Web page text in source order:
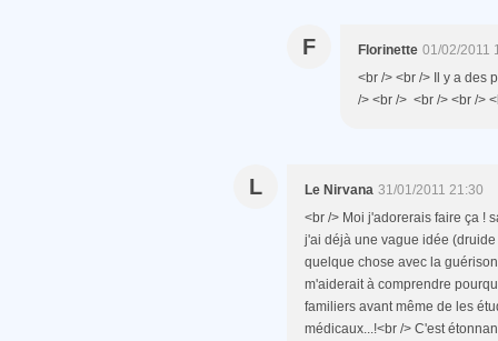
F Florinette 01/02/2011
<br /> <br /> Il y a des
/> <br /> <br /> <br />
L Le Nirvana 31/01/2011 21:30
<br /> Moi j'adorerais faire ça !
j'ai déjà une vague idée
quelque chose avec la
m'aiderait à comprendre
familiers avant même de les
médicaux...!<br /> C'est